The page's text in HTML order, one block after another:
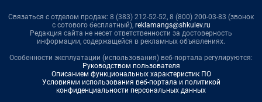
Связаться с отделом продаж: 8 (383) 212-52-52, 8 (800) 200-03-83 (звонок
с сотового бесплатный), reklamangs@shkulev.ru
Редакция сайта не несет ответственности за достоверность
информации, содержащейся в рекламных объявлениях.
Особенности эксплуатации (использования) веб-портала регулируются:
Руководством пользователя
Описанием функциональных характеристик ПО
Условиями использования веб-портала и политикой
конфиденциальности персональных данных